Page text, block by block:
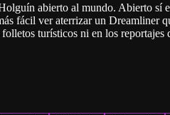
abierto al mundo. Abierto sí
fácil ver aterrizar un Dreamliner
turísticos ni en los reportajes